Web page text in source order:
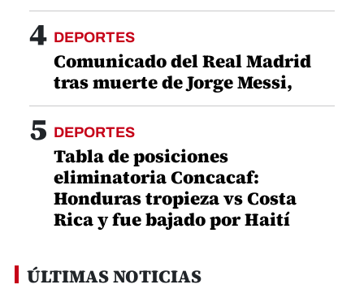
4 DEPORTES
Comunicado del Real Madrid
tras muerte de Jorge Messi,
5 DEPORTES
Tabla de posiciones
eliminatoria Concacaf:
Honduras tropieza vs Costa
Rica y fue bajado por Haití
ÚLTIMAS NOTICIAS